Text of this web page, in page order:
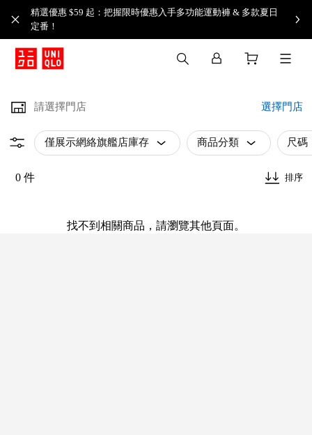
精選優惠 $59 起：把握限時優惠入手多功能運動褲 & 多款夏日
定番！​
請選擇門店 選擇門店
僅展示網絡旗艦店庫存 商品分類 尺碼
0 件 排序
找不到相關商品，請瀏覽其他頁面。